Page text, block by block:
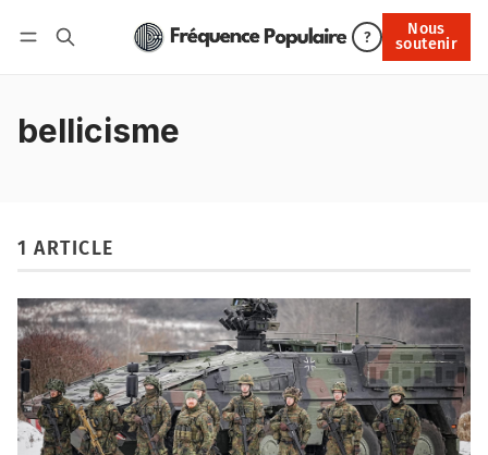
?
Nous
soutenir
Nous soutenir
bellicisme
1 ARTICLE